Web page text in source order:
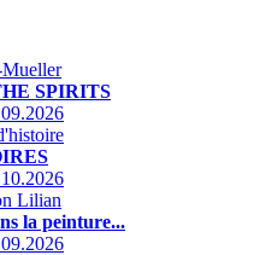
SPIRITS
Lilian
la peinture...